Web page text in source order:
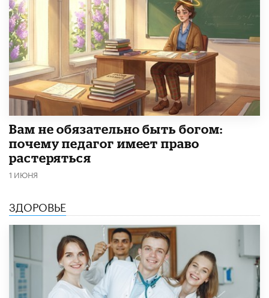
​Вам не обязательно быть богом:
почему педагог имеет право
растеряться
1 ИЮНЯ
ЗДОРОВЬЕ